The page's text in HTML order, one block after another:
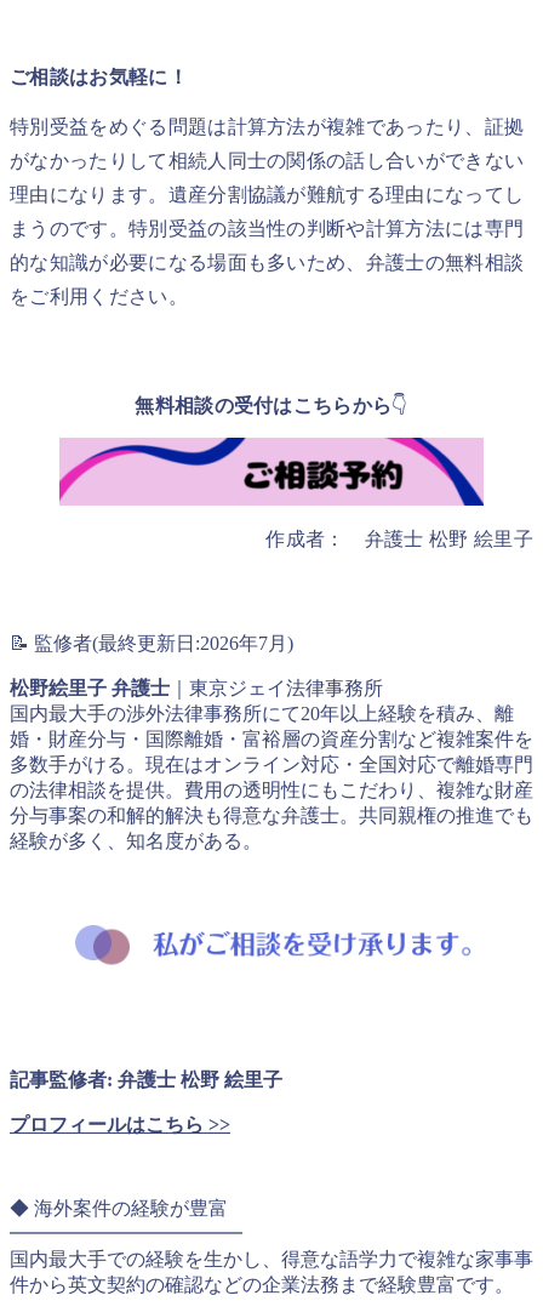
ご相談はお気軽に！
特別受益をめぐる問題は計算方法が複雑であったり、証拠
がなかったりして相続人同士の関係の話し合いができない
理由になります。遺産分割協議が難航する理由になってし
まうのです。特別受益の該当性の判断や計算方法には専門
的な知識が必要になる場面も多いため、弁護士の無料相談
をご利用ください。
無料相談の受付はこちらから👇
作成者： 弁護士 松野 絵里子
📝 監修者(最終更新日:2026年7月)
松野絵里子 弁護士 ｜東京ジェイ法律事務所
国内最大手の渉外法律事務所にて20年以上経験を積み、離
婚・財産分与・国際離婚・富裕層の資産分割など複雑案件を
多数手がける。現在はオンライン対応・全国対応で離婚専門
の法律相談を提供。費用の透明性にもこだわり、複雑な財産
分与事案の和解的解決も得意な弁護士。共同親権の推進でも
経験が多く、知名度がある。
記事監修者: 弁護士 松野 絵里子
プロフィールはこちら >>
◆ 海外案件の経験が豊富
━━━━━━━━━━━━
国内最大手での経験を生かし、得意な語学力で複雑な家事事
件から英文契約の確認などの企業法務まで経験豊富です。